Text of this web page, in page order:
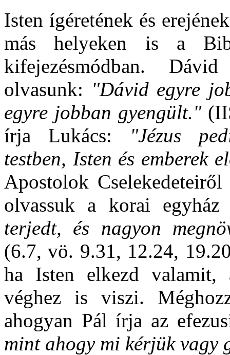
Isten ígéretének és
más helyeken is a
kifejezésmódban.
olvasunk: "Dávid egyre
egyre jobban gyengült."
írja Lukács:
"Jézus
testben, Isten és emberek
Apostolok
olvassuk a korai
terjedt, és nagyon
(6.7, vö. 9.31, 12.24,
ha Isten elkezd valamit,
véghez is viszi.
ahogyan Pál írja az
mint ahogy mi kérjük